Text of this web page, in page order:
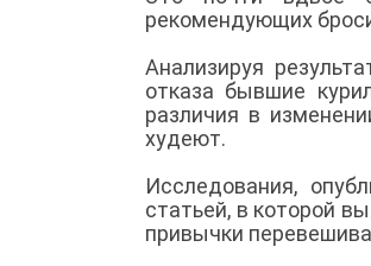
рекомендующих
Анализируя
отказа бывшие
различия в
худеют.
Исследования,
статьей, в которой
привычки